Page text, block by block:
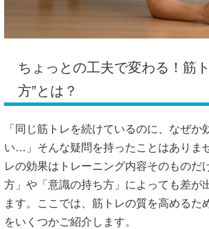
ちょっとの工夫で変わる！筋
方”とは？
「同じ筋トレを続けているのに、なぜか
い…」そんな疑問を持ったことはありま
レの効果はトレーニング内容そのものだ
方」や「意識の持ち方」によっても差が
ます。ここでは、筋トレの質を高めるた
をいくつかご紹介します。